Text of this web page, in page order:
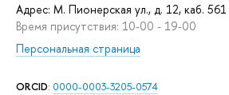
Адрес: М. Пионерская ул., д. 12, каб. 561
Время присутствия: 10-00 - 19-00
Персональная страница
ORCID: 0000-0003-3205-0574